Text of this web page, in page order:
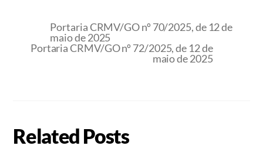
Portaria CRMV/GO nº 70/2025, de 12 de
maio de 2025
Portaria CRMV/GO nº 72/2025, de 12 de
maio de 2025
Related Posts